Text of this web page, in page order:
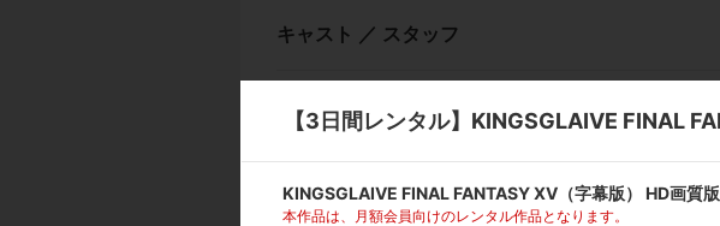
キャスト ／ スタッフ
プロデューサー:田畑端／ディレクター:野末武志／脚本:
2016年
【3日間レンタル】KINGSGLAIVE FINAL
KINGSGLAIVE FINAL FANTASY XV（字幕版） HD画質版
本作品は、月額会員向けのレンタル作品となります。